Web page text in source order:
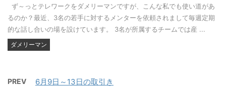
ず～っとテレワークをダメリーマンですが、こんな私でも使い道があ
るのか？最近、3名の若手に対するメンターを依頼されまして毎週定期
的な話し合いの場を設けています。 3名が所属するチームでは産 ...
ダメリーマン
PREV 6月9日～13日の取引き